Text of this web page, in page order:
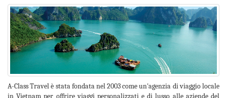
A-Class Travel è stata fondata nel 2003 come un'agenzia di viaggio locale
in Vietnam per offrire viaggi personalizzati e di lusso alle aziende del